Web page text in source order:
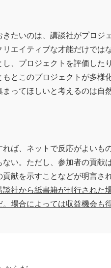
たいのは、講談社がプロジ
リエイティブな才能だけでは
し、プロジェクトを評価した
とこのプロジェクトが多様
ってほしいと考えるのは自
ば、ネットで反応がよいも
ない。ただし、参加者の貢献
貢献を示すことなどが明言さ
談社から紙書籍が刊行された
場合によっては収益機会も